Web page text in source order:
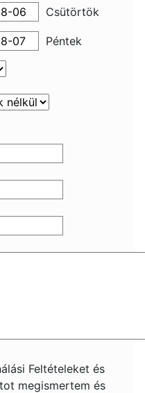
Csütörtök
Péntek
Feltételeket és
megismertem és